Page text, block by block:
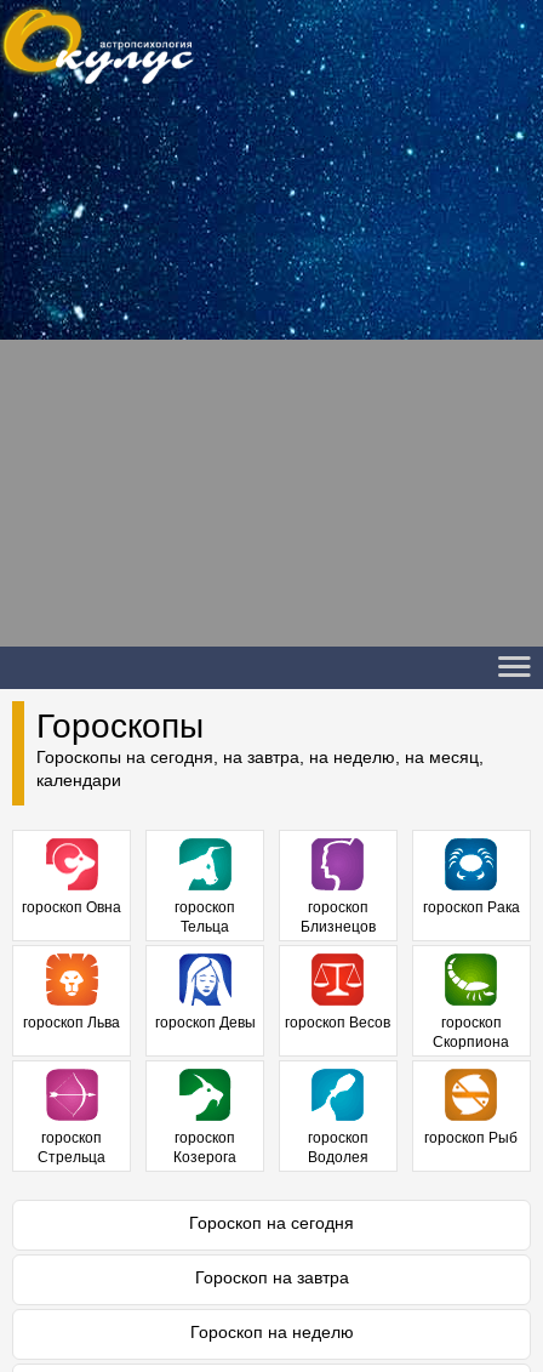
Гороскопы
Гороскопы на сегодня, на завтра, на неделю, на месяц,
календари
гороскоп Овна
гороскоп
Тельца
гороскоп
Близнецов
гороскоп Рака
гороскоп Льва гороскоп Девы гороскоп Весов
гороскоп
Скорпиона
гороскоп
Стрельца
гороскоп
Козерога
гороскоп
Водолея
гороскоп Рыб
Гороскоп на сегодня
Гороскоп на завтра
Гороскоп на неделю